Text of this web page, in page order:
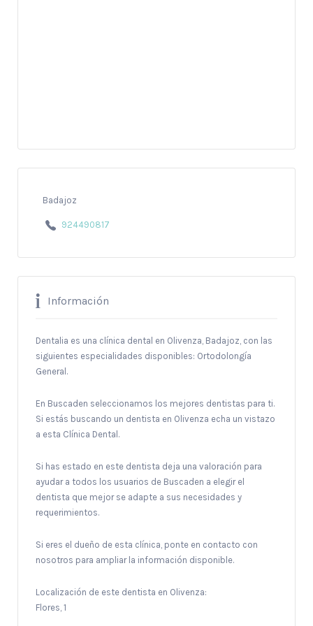
Badajoz
924490817
Información
Dentalia es una clínica dental en Olivenza, Badajoz, con las
siguientes especialidades disponibles: Ortodolongía
General.
En Buscaden seleccionamos los mejores dentistas para ti.
Si estás buscando un dentista en Olivenza echa un vistazo
a esta Clínica Dental.
Si has estado en este dentista deja una valoración para
ayudar a todos los usuarios de Buscaden a elegir el
dentista que mejor se adapte a sus necesidades y
requerimientos.
Si eres el dueño de esta clínica, ponte en contacto con
nosotros para ampliar la información disponible.
Localización de este dentista en Olivenza:
Flores, 1